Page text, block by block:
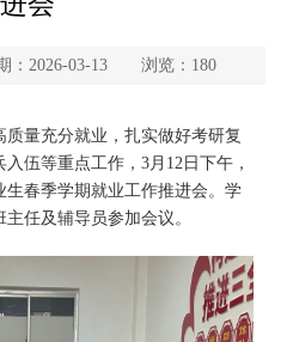
2026-03-13 浏览： 180
量充分就业，扎实做好考研复
伍等重点工作，3月12日下午，
生春季学期就业工作推进会。学
任及辅导员参加会议。